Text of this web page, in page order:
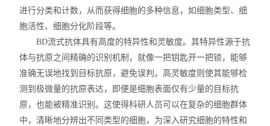
赛默飞
进行分类和计数，从而获得细胞的多种信息，如细胞类型、细
胞活性、细胞分化阶段等。
BD流式抗体具有高度的特异性和灵敏度。其特异性源于抗
体与抗原之间精确的识别机制，就像一把钥匙开一把锁，能够
准确无误地找到目标抗原，避免误判。高灵敏度则使其能够检
测到极微量的抗原表达，即便是细胞表面仅有少量的目标抗
原，也能被精准识别。这使得科研人员可以在复杂的细胞群体
中，清晰地分辨出不同类型的细胞，为深入研究细胞的特性和